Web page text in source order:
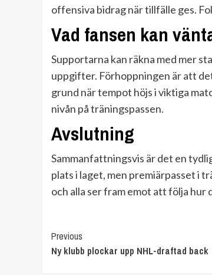
offensiva bidrag när tillfälle ges.
Vad fansen kan
Supportarna kan räkna med mer
uppgifter. Förhoppningen är att
grund när tempot höjs i viktiga
nivån på träningspassen.
Avslutning
Sammanfattningsvis är det en
plats i laget, men premiärpasset i
och alla ser fram emot att följa hur
Continue
Reading
Previous
Ny klubb plockar upp NHL-draftad back